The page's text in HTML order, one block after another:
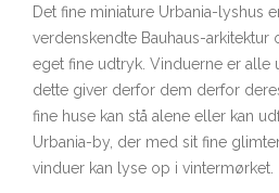
Det fine miniature Urbania-lyshus
verdenskendte Bauhaus-arkitektur
eget fine udtryk. Vinduerne er alle
dette giver derfor dem derfor
fine huse kan stå alene eller kan
Urbania-by, der med sit fine
vinduer kan lyse op i vintermørket.